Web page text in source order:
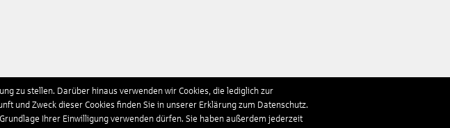
zu stellen. Darüber hinaus verwenden wir Cookies, die lediglich zur
und Zweck dieser Cookies finden Sie in unserer Erklärung zum Datenschutz.
Ihrer Einwilligung verwenden dürfen. Sie haben außerdem jederzeit